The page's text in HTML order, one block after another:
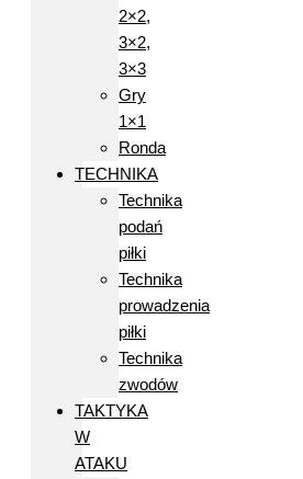
2×2,
3×2,
3×3
Gry
1×1
Ronda
TECHNIKA
Technika
podań
piłki
Technika
prowadzenia
piłki
Technika
zwodów
TAKTYKA
W
ATAKU